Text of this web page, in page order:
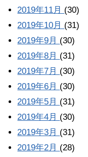
2019年11月 (30)
2019年10月 (31)
2019年9月 (30)
2019年8月 (31)
2019年7月 (30)
2019年6月 (30)
2019年5月 (31)
2019年4月 (30)
2019年3月 (31)
2019年2月 (28)